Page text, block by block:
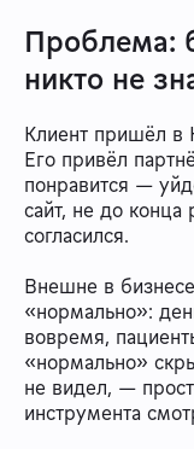
Проблема:
никто не
Клиент пришёл в
Его привёл
понравится —
сайт, не до конца
согласился.
Внешне в
«нормально»:
вовремя,
«нормально»
не видел, —
инструмента